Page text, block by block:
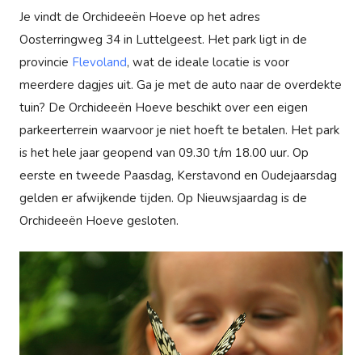
Je vindt de Orchideeën Hoeve op het adres
Oosterringweg 34 in Luttelgeest. Het park ligt in de
provincie Flevoland, wat de ideale locatie is voor
meerdere dagjes uit. Ga je met de auto naar de overdekte
tuin? De Orchideeën Hoeve beschikt over een eigen
parkeerterrein waarvoor je niet hoeft te betalen. Het park
is het hele jaar geopend van 09.30 t/m 18.00 uur. Op
eerste en tweede Paasdag, Kerstavond en Oudejaarsdag
gelden er afwijkende tijden. Op Nieuwsjaardag is de
Orchideeën Hoeve gesloten.